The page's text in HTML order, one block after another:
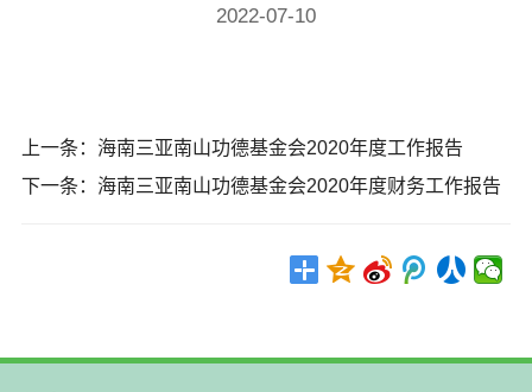
2022-07-10
上一条： 海南三亚南山功德基金会2020年度工作报告
下一条： 海南三亚南山功德基金会2020年度财务工作报告